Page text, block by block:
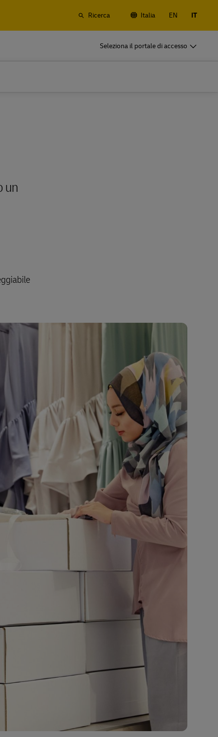
Ricerca Italia EN IT
Seleziona il portale di accesso
e
Siamo partner di spedizione
un